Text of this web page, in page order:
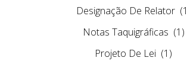
Designação De Relator
Notas Taquigráficas (1)
Projeto De Lei (1)